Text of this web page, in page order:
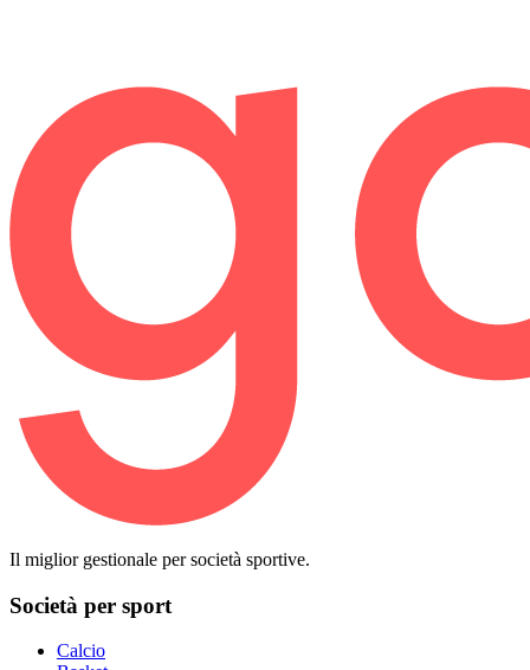
Il miglior gestionale per società sportive.
Società per sport
Calcio